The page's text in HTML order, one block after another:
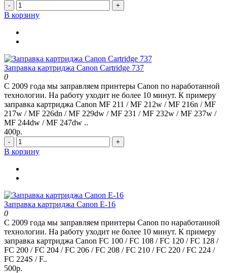
- +
В корзину
Заправка картриджа Canon Cartridge 737
0
С 2009 года мы заправляем принтеры Canon по наработанной
технологии. На работу уходит не более 10 минут. К примеру
заправка картриджа Canon MF 211 / MF 212w / MF 216n / MF
217w / MF 226dn / MF 229dw / MF 231 / MF 232w / MF 237w /
MF 244dw / MF 247dw ..
400р.
- +
В корзину
Заправка картриджа Canon E-16
0
С 2009 года мы заправляем принтеры Canon по наработанной
технологии. На работу уходит не более 10 минут. К примеру
заправка картриджа Canon FC 100 / FC 108 / FC 120 / FC 128 /
FC 200 / FC 204 / FC 206 / FC 208 / FC 210 / FC 220 / FC 224 /
FC 224S / F..
500р.